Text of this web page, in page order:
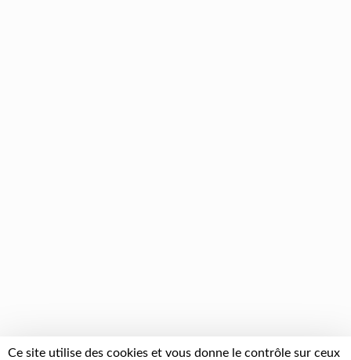
Ce site utilise des cookies et vous donne le contrôle sur ceux